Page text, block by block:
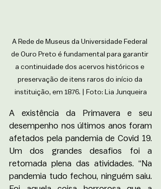
A Rede de Museus da Universidade Federal
de Ouro Preto é fundamental para garantir
a continuidade dos acervos históricos e
preservação de itens raros do início da
instituição, em 1876. | Foto: Lia Junqueira
A existência da Primavera e seu
desempenho nos últimos anos foram
afetados pela pandemia de Covid 19.
Um dos grandes desafios foi a
retomada plena das atividades. “Na
pandemia tudo fechou, ninguém saiu.